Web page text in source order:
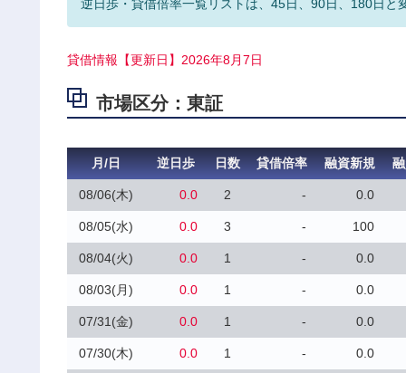
逆日歩・貸借倍率一覧リストは、45日、90日、180日と
貸借情報【更新日】2026年8月7日
市場区分：東証
月/日 逆日歩 日数 貸借倍率 融資新規
08/06(木) 0.0 2 - 0.0
08/05(水) 0.0 3 - 100
08/04(火) 0.0 1 - 0.0
08/03(月) 0.0 1 - 0.0
07/31(金) 0.0 1 - 0.0
07/30(木) 0.0 1 - 0.0